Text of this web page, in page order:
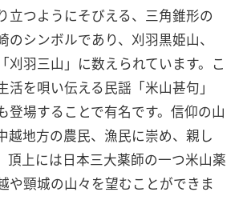
立つようにそびえる、三角錐形の
のシンボルであり、刈羽黒姫山、
刈羽三山」に数えられています。こ
活を唄い伝える民謡「米山甚句」
登場することで有名です。信仰の山
越地方の農民、漁民に崇め、親し
頂上には日本三大薬師の一つ米山薬
や頸城の山々を望むことができま